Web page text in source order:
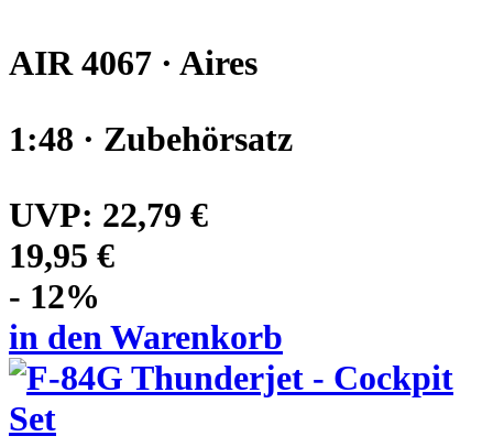
AIR 4067 · Aires
1:48 · Zubehörsatz
UVP: 22,79 €
19,95 €
- 12%
in den Warenkorb